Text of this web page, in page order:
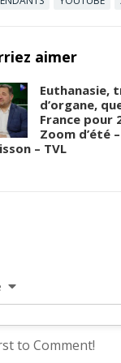
aimer
Euthanasie,
d’organe,
France pour
Zoom d’été
– TVL